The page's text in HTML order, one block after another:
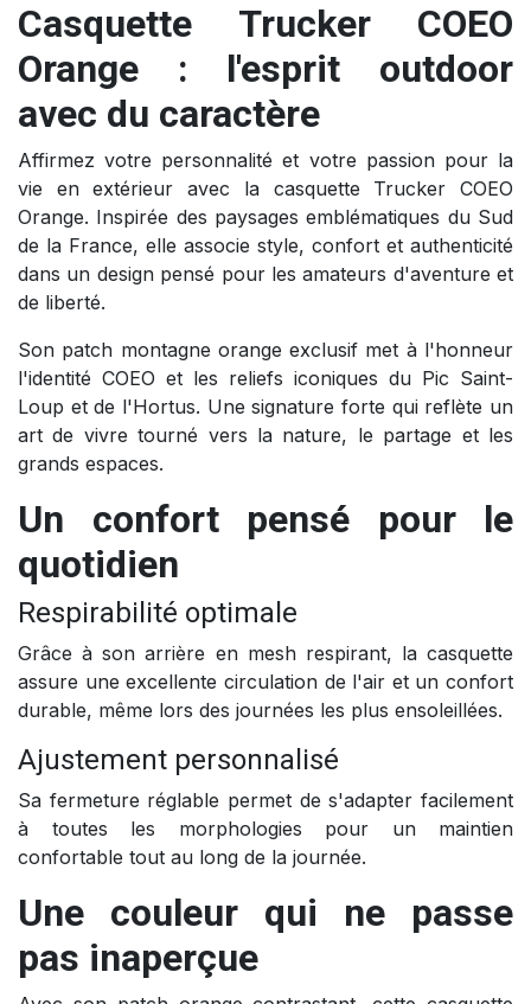
Casquette Trucker COEO
Orange : l'esprit outdoor
avec du caractère
Affirmez votre personnalité et votre passion pour la
vie en extérieur avec la casquette Trucker COEO
Orange. Inspirée des paysages emblématiques du Sud
de la France, elle associe style, confort et authenticité
dans un design pensé pour les amateurs d'aventure et
de liberté.
Son patch montagne orange exclusif met à l'honneur
l'identité COEO et les reliefs iconiques du Pic Saint-
Loup et de l'Hortus. Une signature forte qui reflète un
art de vivre tourné vers la nature, le partage et les
grands espaces.
Un confort pensé pour le
quotidien
Respirabilité optimale
Grâce à son arrière en mesh respirant, la casquette
assure une excellente circulation de l'air et un confort
durable, même lors des journées les plus ensoleillées.
Ajustement personnalisé
Sa fermeture réglable permet de s'adapter facilement
à toutes les morphologies pour un maintien
confortable tout au long de la journée.
Une couleur qui ne passe
pas inaperçue